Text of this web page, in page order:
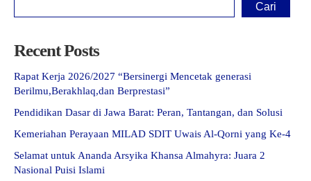
Cari
Recent Posts
Rapat Kerja 2026/2027 “Bersinergi Mencetak generasi
Berilmu,Berakhlaq,dan Berprestasi”
Pendidikan Dasar di Jawa Barat: Peran, Tantangan, dan Solusi
Kemeriahan Perayaan MILAD SDIT Uwais Al-Qorni yang Ke-4
Selamat untuk Ananda Arsyika Khansa Almahyra: Juara 2
Nasional Puisi Islami